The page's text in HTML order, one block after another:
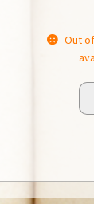
Out